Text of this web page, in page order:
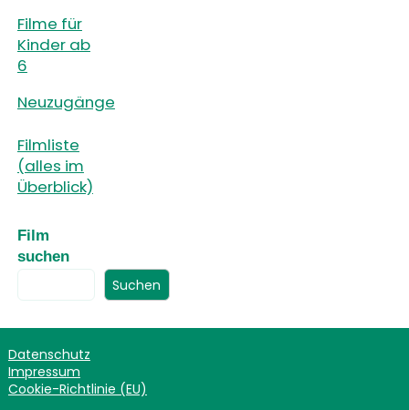
Filme für
Kinder ab
6
Neuzugänge
Filmliste
(alles im
Überblick)
Film
suchen
Suchen
Datenschutz
Impressum
Cookie-Richtlinie (EU)